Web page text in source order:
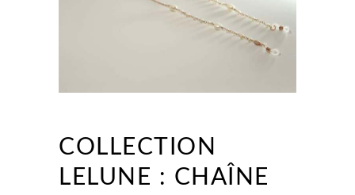
COLLECTION
LELUNE : CHAÎNE